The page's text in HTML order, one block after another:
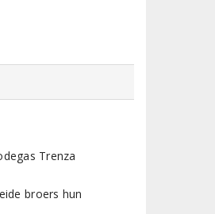
broers hun